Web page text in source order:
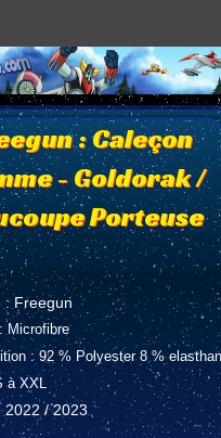
: Caleçon
- Goldorak /
Porteuse
: Freegun
Microfibre
: 92 % Polyester 8 %
à XXL
2022 / 2023